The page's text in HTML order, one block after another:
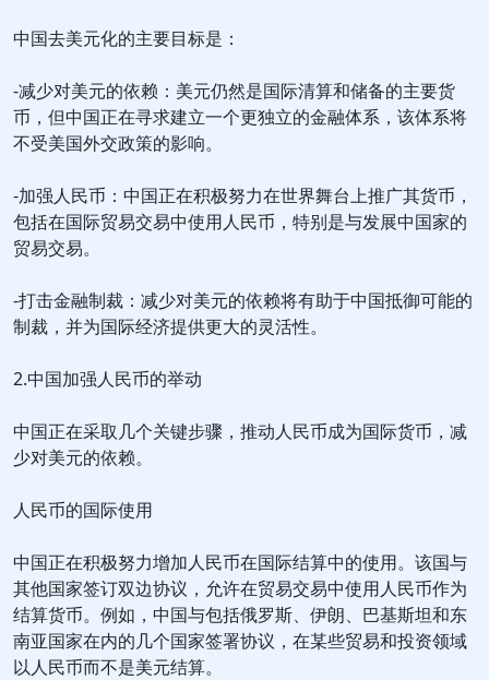
中国去美元化的主要目标是：
-减少对美元的依赖：美元仍然是国际清算和储备的主要货
币，但中国正在寻求建立一个更独立的金融体系，该体系将
不受美国外交政策的影响。
-加强人民币：中国正在积极努力在世界舞台上推广其货币，
包括在国际贸易交易中使用人民币，特别是与发展中国家的
贸易交易。
-打击金融制裁：减少对美元的依赖将有助于中国抵御可能的
制裁，并为国际经济提供更大的灵活性。
2.中国加强人民币的举动
中国正在采取几个关键步骤，推动人民币成为国际货币，减
少对美元的依赖。
人民币的国际使用
中国正在积极努力增加人民币在国际结算中的使用。该国与
其他国家签订双边协议，允许在贸易交易中使用人民币作为
结算货币。例如，中国与包括俄罗斯、伊朗、巴基斯坦和东
南亚国家在内的几个国家签署协议，在某些贸易和投资领域
以人民币而不是美元结算。